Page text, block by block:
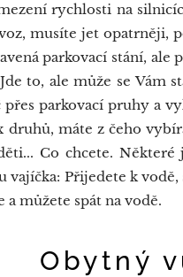
rychlosti na
musíte jet opatrněji,
parkovací stání, ale
to, ale může se Vám
parkovací pruhy a
máte z čeho
Co chcete.
vajíčka: Přijedete k
můžete spát na vodě.